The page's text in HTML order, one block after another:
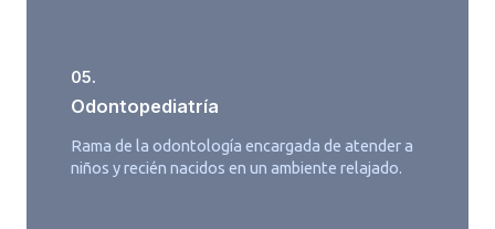
05.
Odontopediatría
Rama de la odontología encargada de atender a
niños y recién nacidos en un ambiente relajado.